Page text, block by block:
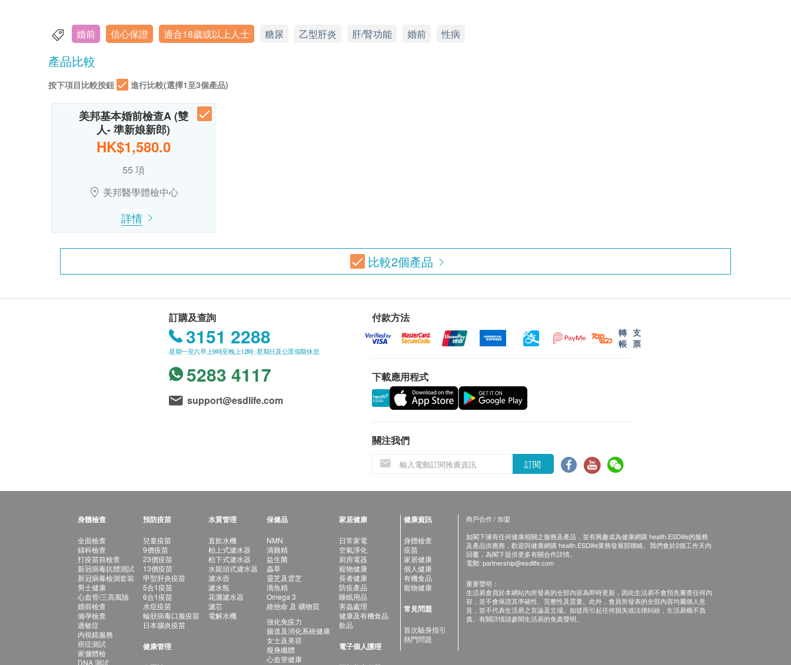
婚前 信心保證 適合18歲或以上人士 糖尿 乙型肝炎 肝/腎功能 婚前 性病
產品比較
按下項目比較按鈕 進行比較(選擇1至3個產品)
美邦基本婚前檢查A (雙
人- 準新娘新郎)
HK$1,580.0
55 項
美邦醫學體檢中心
詳情
比較2個產品
訂購及查詢
3151 2288
星期一至六早上9時至晚上12時; 星期日及公眾假期休息
5283 4117
support@esdlife.com
付款方法
轉
帳
支
票
下載應用程式
關注我們
訂閱
身體檢查
全面檢查
婦科檢查
打疫苗前檢查
新冠病毒抗體測試
新冠病毒檢測套裝
男士健康
心血管/三高風險
婚前檢查
備孕檢查
過敏症
內視鏡服務
癌症測試
家傭體檢
DNA 測試
預防疫苗
兒童疫苗
9價疫苗
23價疫苗
13價疫苗
甲型肝炎疫苗
5合1疫苗
6合1疫苗
水痘疫苗
輪狀病毒口服疫苗
日本腦炎疫苗
健康管理
水質管理
直飲水機
枱上式濾水器
枱下式濾水器
水龍頭式濾水器
濾水壺
濾水瓶
花灑濾水器
濾芯
電解水機
保健品
NMN
滴雞精
益生菌
蟲草
靈芝及雲芝
滴魚精
Omega 3
維他命 及 礦物質
強化免疫力
腸道及消化系統健康
女士及美容
瘦身纖體
心血管健康
家居健康
日常家電
空氣淨化
廚房電器
寵物健康
長者健康
防疫產品
睡眠用品
害蟲處理
健康及有機食品
飲品
電子個人護理
健康資訊
身體檢查
疫苗
家居健康
個人健康
有機食品
寵物健康
常見問題
首次驗身指引
熱門問題
商戶合作 / 加盟
如閣下擁有任何健康相關之服務及產品，並有興趣成為健康網購 health.ESDlife的服務
及產品供應商，歡迎與健康網購 health.ESDlife業務發展部聯絡。我們會於2個工作天內
回覆，為閣下提供更多有關合作詳情。
電郵: partnership@esdlife.com
重要聲明：
生活易會員於本網站內所發表的全部內容為即時更新，因此生活易不會預先審查任何內
容，並不會保證其準確性、完整性及質量。此外，會員所發表的全部內容均屬個人意
見，並不代表生活易之言論及立場。如從而引起任何損失或法律糾紛，生活易概不負
責。有關詳情請參閱生活易的免責聲明。